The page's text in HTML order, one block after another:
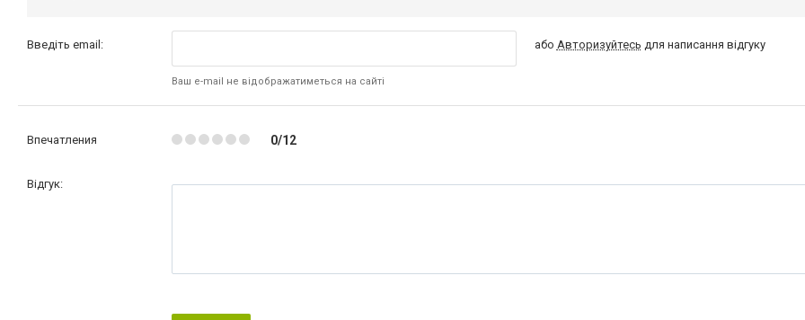
Введіть email:
Ваш e-mail не відображатиметься на сайті
або Авторизуйтесь для написання відгуку
Впечатления 0/12
Відгук: